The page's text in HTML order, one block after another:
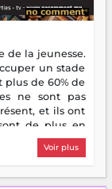
de la jeunesse.
un stade
de 60% de
ne sont pas
et ils ont
de plus en
— souvent
avec cette
nouvelles sont
Voir plus